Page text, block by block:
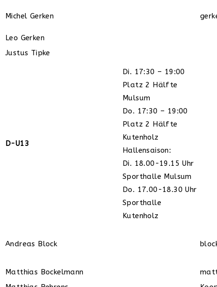
Michel Gerken
Leo Gerken
Justus Tipke
D-U13
Di. 17:30 – 19:00
Platz 2 Hälfte
Mulsum
Do. 17:30 – 19:00
Platz 2 Hälfte
Kutenholz
Hallensaison:
Di. 18.00-19.15 Uhr
Sporthalle Mulsum
Do. 17.00-18.30 Uhr
Sporthalle
Kutenholz
Andreas Block
Matthias Bockelmann